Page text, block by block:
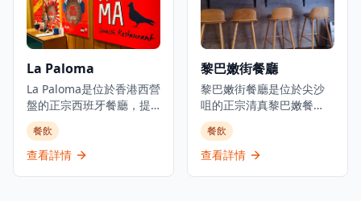
第9位，基於519條評論。
這家餐廳既是酒吧也是小
食餐廳，提供完整的西班
和豐富的酒類選擇。餐廳
距離灣仔地鐵站B2出口僅
需步行4分鐘，交通便利。
的現代詮釋，並在週一至
週五提供商務午餐菜單 。
這家餐廳在TripAdvisor上
高評價，在香港13,649家
餐廳中排名第17位 。Pica
Pica提供正宗的西班牙用
餐體驗，氣氛絕佳，被譽
為享受輕鬆夜晚和美味小
食的首選之地 。
La Paloma
La Paloma是位於香港西營
盤的正宗西班牙餐廳，提
供用心靈重新演繹的傳統
小食和海鮮飯。餐廳由主
廚Alex Fargas主理，在現
餐飲
查看詳情
黎巴嫩街餐廳
黎巴嫩街餐廳是位於尖沙
咀的正宗清真黎巴嫩餐
廳，提供現代而正宗的黎
巴嫩料理，營造都市休憩
氛圍。餐廳提供多種分享
餐飲
查看詳情